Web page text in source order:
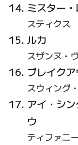
ミスター
スティクス
ルカ
スザンヌ・
ブレイク
スウィング
アイ・シ
ウ
ティファニー